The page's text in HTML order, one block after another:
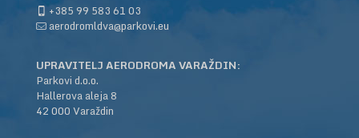
+385 99 583 61 03
aerodromldva@parkovi.eu
UPRAVITELJ AERODROMA VARAŽDIN:
Parkovi d.o.o.
Hallerova aleja 8
42 000 Varaždin